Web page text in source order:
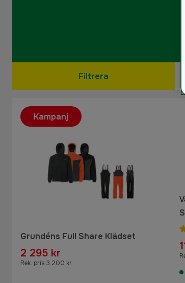
Filtrera
Grundéns Full Share Klädset
2 295 kr
Rek. pris 3 200 kr
Kampanj